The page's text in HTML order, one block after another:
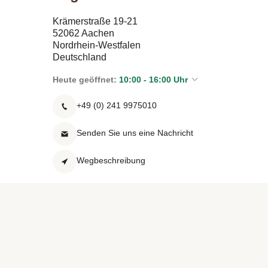
Krämerstraße 19-21
52062 Aachen
Nordrhein-Westfalen
Deutschland
Heute geöffnet: 10:00 - 16:00 Uhr
+49 (0) 241 9975010
Senden Sie uns eine Nachricht
Wegbeschreibung